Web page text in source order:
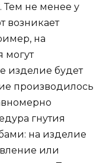
Тем не менее у
возникает
на
могут
изделие будет
производилось
гнутия
на изделие
или